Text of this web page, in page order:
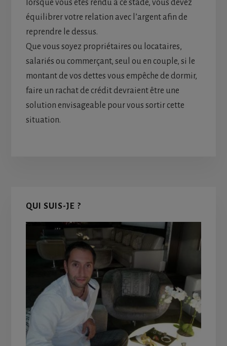
lorsque vous êtes rendu à ce stade, vous devez
équilibrer votre relation avec l’argent afin de
reprendre le dessus.
Que vous soyez propriétaires ou locataires,
salariés ou commerçant, seul ou en couple, si le
montant de vos dettes vous empêche de dormir,
faire un rachat de crédit devraient être une
solution envisageable pour vous sortir cette
situation.
Primary
Sidebar
QUI SUIS-JE ?